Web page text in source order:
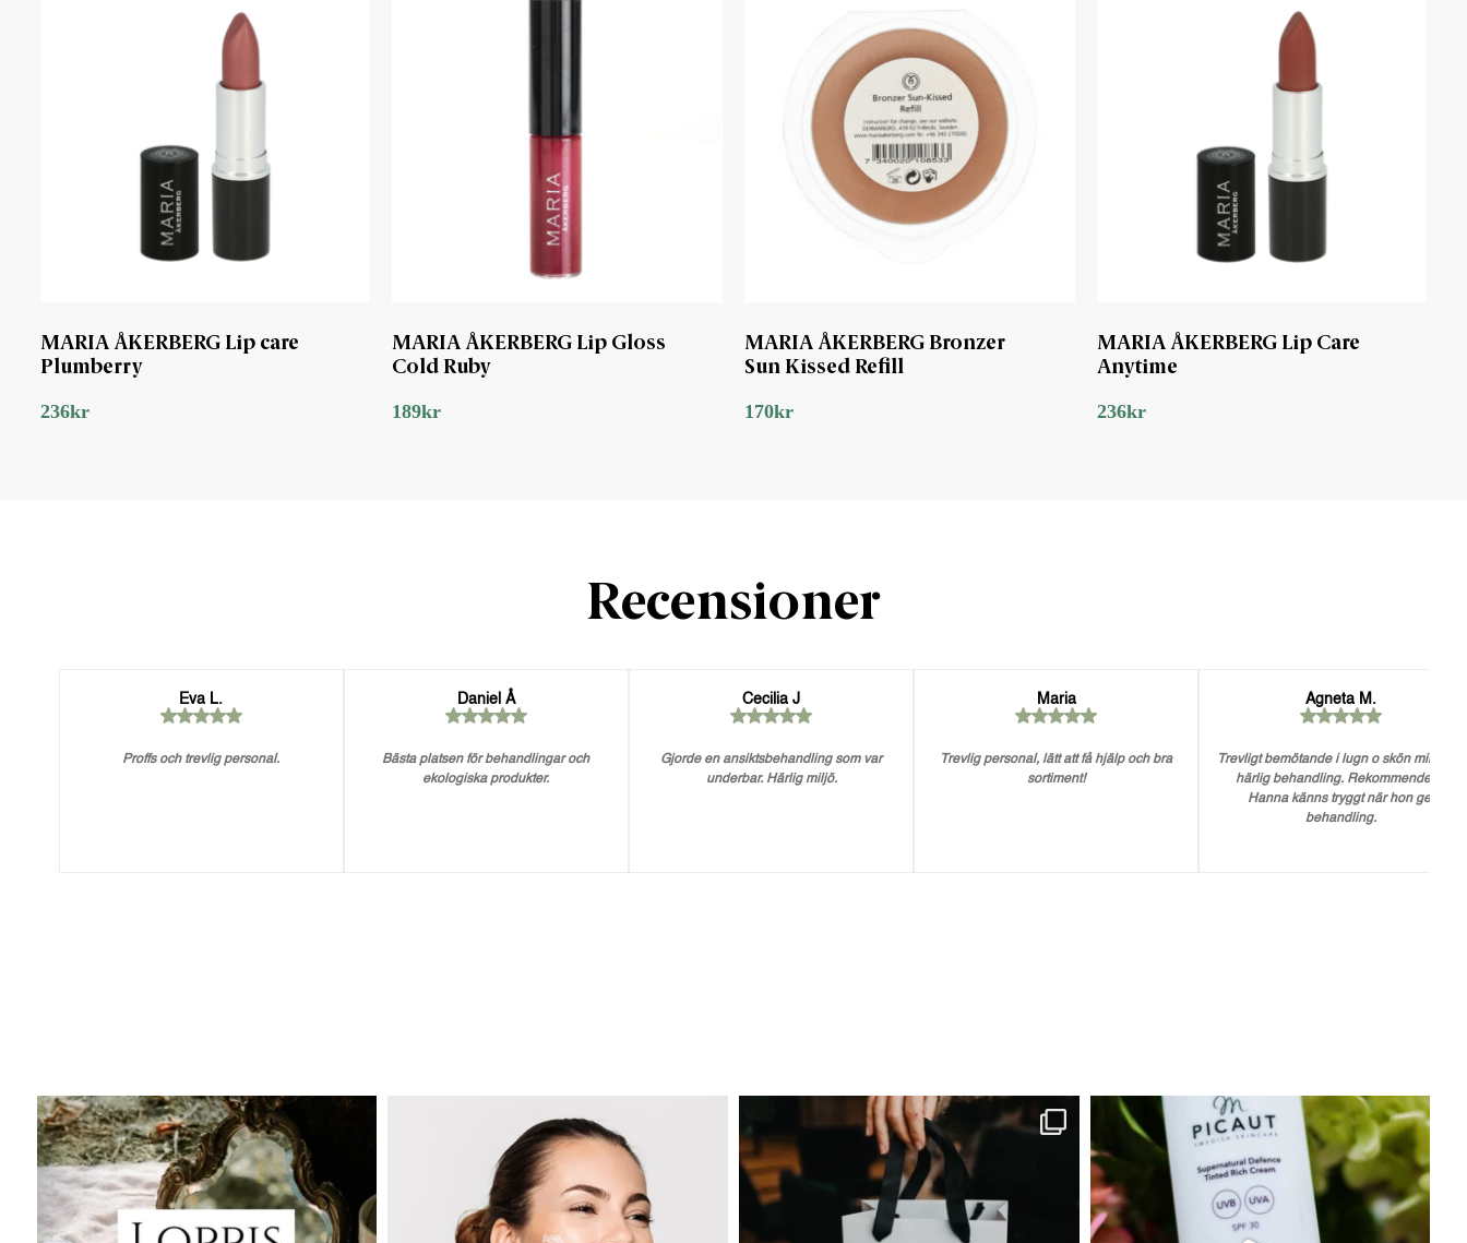
MARIA ÅKERBERG Lip care
Plumberry
236kr
MARIA ÅKERBERG Lip Gloss
Cold Ruby
189kr
MARIA ÅKERBERG Bronzer
Sun Kissed Refill
170kr
MARIA ÅKERBERG Lip Care
Anytime
236kr
Recensioner
Eva L.
Proffs och trevlig personal.
Daniel Å
Bästa platsen för behandlingar och
ekologiska produkter.
Cecilia J
Gjorde en ansiktsbehandling som var
underbar. Härlig miljö.
Maria
Trevlig personal, lätt att få hjälp och bra
sortiment!
Agneta M.
Trevligt bemötande i lugn o skön miljö. En
härlig behandling. Rekommenderar
Hanna känns tryggt när hon ger
behandling.
Vi skall ha loppis!
I Vellnez anda;...
Behandlingserbjudande februari-
mars!
Vellnez – din samlingsplats för
personlig handel i
12 0
Njut av solens härliga strålar men
skydda dig
...
12